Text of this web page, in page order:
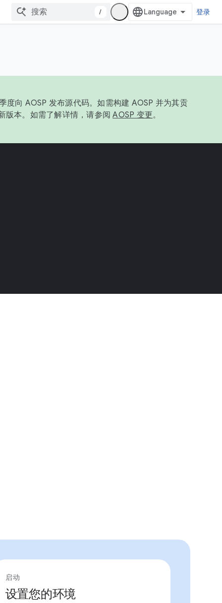
/ 登录
向 AOSP 发布源代码。如需构建 AOSP 并为其贡
版本。如需了解详情，请参阅AOSP 变更。
启动
设置您的环境